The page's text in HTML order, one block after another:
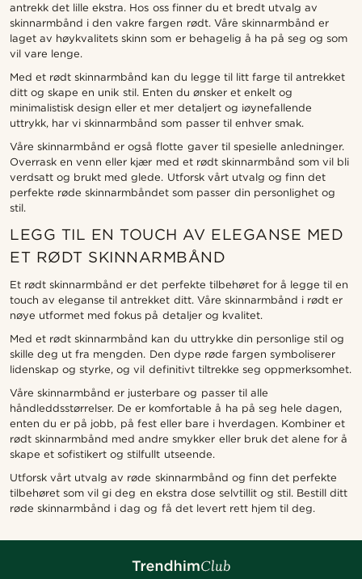
antrekk det lille ekstra. Hos oss finner du et bredt utvalg av
skinnarmbånd i den vakre fargen rødt. Våre skinnarmbånd er
laget av høykvalitets skinn som er behagelig å ha på seg og som
vil vare lenge.
Med et rødt skinnarmbånd kan du legge til litt farge til antrekket
ditt og skape en unik stil. Enten du ønsker et enkelt og
minimalistisk design eller et mer detaljert og iøynefallende
uttrykk, har vi skinnarmbånd som passer til enhver smak.
Våre skinnarmbånd er også flotte gaver til spesielle anledninger.
Overrask en venn eller kjær med et rødt skinnarmbånd som vil bli
verdsatt og brukt med glede. Utforsk vårt utvalg og finn det
perfekte røde skinnarmbåndet som passer din personlighet og
stil.
LEGG TIL EN TOUCH AV ELEGANSE MED
ET RØDT SKINNARMBÅND
Et rødt skinnarmbånd er det perfekte tilbehøret for å legge til en
touch av eleganse til antrekket ditt. Våre skinnarmbånd i rødt er
nøye utformet med fokus på detaljer og kvalitet.
Med et rødt skinnarmbånd kan du uttrykke din personlige stil og
skille deg ut fra mengden. Den dype røde fargen symboliserer
lidenskap og styrke, og vil definitivt tiltrekke seg oppmerksomhet.
Våre skinnarmbånd er justerbare og passer til alle
håndleddsstørrelser. De er komfortable å ha på seg hele dagen,
enten du er på jobb, på fest eller bare i hverdagen. Kombiner et
rødt skinnarmbånd med andre smykker eller bruk det alene for å
skape et sofistikert og stilfullt utseende.
Utforsk vårt utvalg av røde skinnarmbånd og finn det perfekte
tilbehøret som vil gi deg en ekstra dose selvtillit og stil. Bestill ditt
røde skinnarmbånd i dag og få det levert rett hjem til deg.